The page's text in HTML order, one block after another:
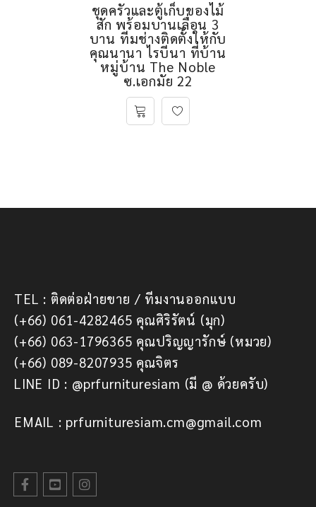
ชุดครัวและตู้เก็บของไม้
สัก พร้อมบานเลื่อน 3
บาน ทีมช่างติดตั้งให้กับ
คุณนานา ไรบีนา ที่บ้าน
หมู่บ้าน The Noble
ซ.เอกมัย 22
TEL : ติดต่อฝ่ายขาย / ทีมงานออกแบบ
(+66) 061-4282465 คุณศิริรัตน์ (มุก)
(+66) 063-1796365 คุณปริญญารักษ์ (หมวย)
(+66) 089-8207935 คุณจิตร
LINE ID : @prfurnituresiam (มี @ ด้วยครับ)
EMAIL : prfurnituresiam.cm@gmail.com